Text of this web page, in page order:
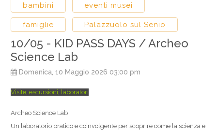
bambini eventi musei
famiglie Palazzuolo sul Senio
10/05 - KID PASS DAYS / Archeo
Science Lab
Domenica, 10 Maggio 2026 03:00 pm
Visite, escursioni, laboratori
Archeo Science Lab
Un laboratorio pratico e coinvolgente per scoprire come la scienza e